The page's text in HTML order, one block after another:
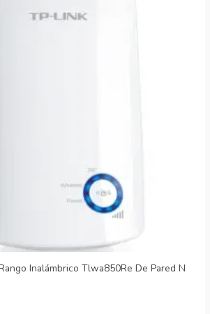
Inalámbrico Tlwa850Re De Pared N